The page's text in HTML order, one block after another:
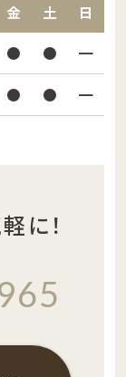
金 土 日
● ● ━
● ● ━
に！